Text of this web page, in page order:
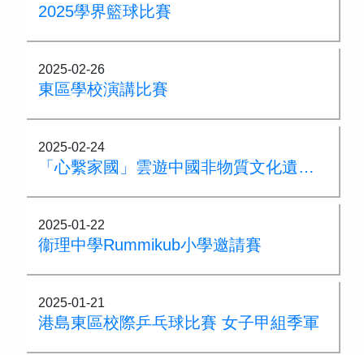
2025學界籃球比賽
2025-02-26
東區學校演講比賽
2025-02-24
「心繫家國」雲遊中國非物質文化遺產 — 虛擬實景設計比賽
2025-01-22
衞理中學Rummikub小學邀請賽
2025-01-21
港島東區校際乒乓球比賽 女子甲組季軍